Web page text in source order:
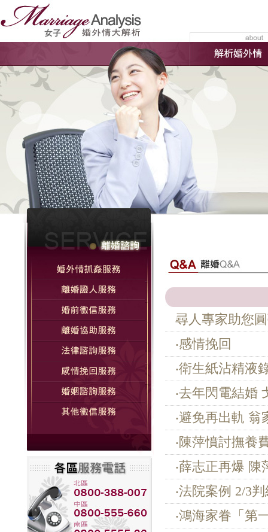
尋人專家助您
‧感情挽回
‧衛生紙沾精液
‧去年閃電結婚
‧避免再出軌 翁
‧陳萍憤討撫
‧薛志正再爆
‧法院案例 2/3
‧鴻海家眷「第